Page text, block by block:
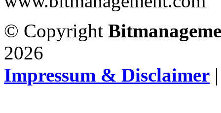
© Copyright
2026
Impressum & Disclaimer